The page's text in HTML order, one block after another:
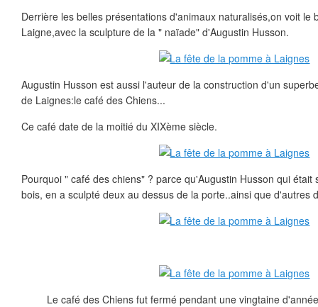
Derrière les belles présentations d'animaux naturalisés,on voit le
Laigne,avec la sculpture de la " naïade" d'Augustin Husson.
Augustin Husson est aussi l'auteur de la construction d'un
de Laignes:le café des Chiens...
Ce café date de la moitié du XIXème siècle.
Pourquoi " café des chiens" ? parce qu'Augustin Husson qui
bois, en a sculpté deux au dessus de la porte..ainsi que d'autres
Le café des Chiens fut fermé pendant une vingtaine